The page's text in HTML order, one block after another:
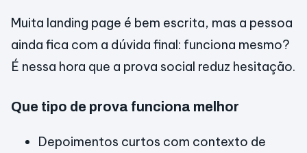
Muita landing page é bem escrita, mas a pessoa
ainda fica com a dúvida final: funciona mesmo?
É nessa hora que a prova social reduz hesitação.
Que tipo de prova funciona melhor
Depoimentos curtos com contexto de